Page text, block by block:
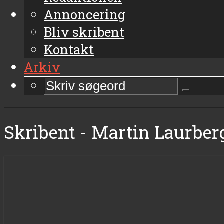
Annoncering
Bliv skribent
Kontakt
Arkiv
Skribent - Martin